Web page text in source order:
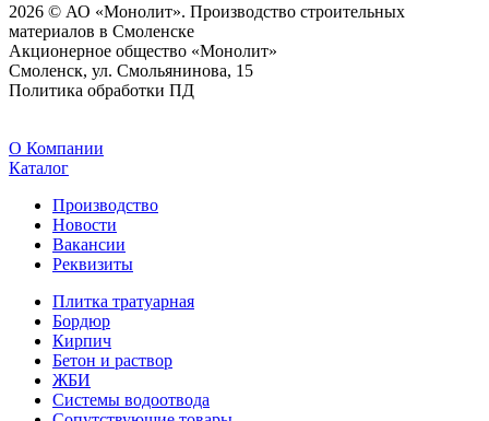
2026 © АО «Монолит». Производство строительных
материалов в Смоленске
Акционерное общество «Монолит»
Смоленск, ул. Смольянинова, 15
Политика обработки ПД
O Компании
Каталог
Производство
Новости
Вакансии
Реквизиты
Плитка тратуарная
Бордюр
Кирпич
Бетон и раствор
ЖБИ
Системы водоотвода